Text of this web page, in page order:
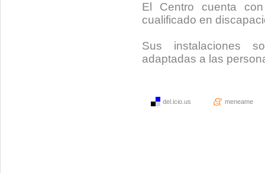
El Centro cuenta
cualificado en
Sus instalaciones
adaptadas a las
del.icio.us meneame